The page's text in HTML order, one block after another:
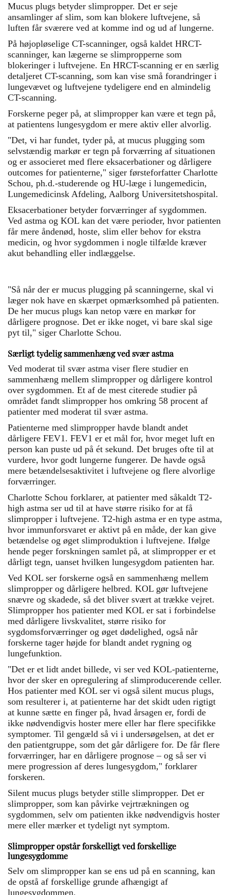
Mucus plugs betyder slimpropper. Det er seje
ansamlinger af slim, som kan blokere luftvejene, så
luften får sværere ved at komme ind og ud af lungerne.
På højopløselige CT-scanninger, også kaldet HRCT-
scanninger, kan lægerne se slimpropperne som
blokeringer i luftvejene. En HRCT-scanning er en særlig
detaljeret CT-scanning, som kan vise små forandringer i
lungevævet og luftvejene tydeligere end en almindelig
CT-scanning.
Forskerne peger på, at slimpropper kan være et tegn på,
at patientens lungesygdom er mere aktiv eller alvorlig.
"Det, vi har fundet, tyder på, at mucus plugging som
selvstændig markør er tegn på forværring af situationen
og er associeret med flere eksacerbationer og dårligere
outcomes for patienterne," siger førsteforfatter Charlotte
Schou, ph.d.-studerende og HU-læge i lungemedicin,
Lungemedicinsk Afdeling, Aalborg Universitetshospital.
Eksacerbationer betyder forværringer af sygdommen.
Ved astma og KOL kan det være perioder, hvor patienten
får mere åndenød, hoste, slim eller behov for ekstra
medicin, og hvor sygdommen i nogle tilfælde kræver
akut behandling eller indlæggelse.
"Så når der er mucus plugging på scanningerne, skal vi
læger nok have en skærpet opmærksomhed på patienten.
De her mucus plugs kan netop være en markør for
dårligere prognose. Det er ikke noget, vi bare skal sige
pyt til," siger Charlotte Schou.
Særligt tydelig sammenhæng ved svær astma
Ved moderat til svær astma viser flere studier en
sammenhæng mellem slimpropper og dårligere kontrol
over sygdommen. Et af de mest citerede studier på
området fandt slimpropper hos omkring 58 procent af
patienter med moderat til svær astma.
Patienterne med slimpropper havde blandt andet
dårligere FEV1. FEV1 er et mål for, hvor meget luft en
person kan puste ud på ét sekund. Det bruges ofte til at
vurdere, hvor godt lungerne fungerer. De havde også
mere betændelsesaktivitet i luftvejene og flere alvorlige
forværringer.
Charlotte Schou forklarer, at patienter med såkaldt T2-
high astma ser ud til at have større risiko for at få
slimpropper i luftvejene. T2-high astma er en type astma,
hvor immunforsvaret er aktivt på en måde, der kan give
betændelse og øget slimproduktion i luftvejene. Ifølge
hende peger forskningen samlet på, at slimpropper er et
dårligt tegn, uanset hvilken lungesygdom patienten har.
Ved KOL ser forskerne også en sammenhæng mellem
slimpropper og dårligere helbred. KOL gør luftvejene
snævre og skadede, så det bliver svært at trække vejret.
Slimpropper hos patienter med KOL er sat i forbindelse
med dårligere livskvalitet, større risiko for
sygdomsforværringer og øget dødelighed, også når
forskerne tager højde for blandt andet rygning og
lungefunktion.
"Det er et lidt andet billede, vi ser ved KOL-patienterne,
hvor der sker en opregulering af slimproducerende celler.
Hos patienter med KOL ser vi også silent mucus plugs,
som resulterer i, at patienterne har det skidt uden rigtigt
at kunne sætte en finger på, hvad årsagen er, fordi de
ikke nødvendigvis hoster mere eller har flere specifikke
symptomer. Til gengæld så vi i undersøgelsen, at det er
den patientgruppe, som det går dårligere for. De får flere
forværringer, har en dårligere prognose – og så ser vi
mere progression af deres lungesygdom," forklarer
forskeren.
Silent mucus plugs betyder stille slimpropper. Det er
slimpropper, som kan påvirke vejrtrækningen og
sygdommen, selv om patienten ikke nødvendigvis hoster
mere eller mærker et tydeligt nyt symptom.
Slimpropper opstår forskelligt ved forskellige
lungesygdomme
Selv om slimpropper kan se ens ud på en scanning, kan
de opstå af forskellige grunde afhængigt af
lungesygdommen.